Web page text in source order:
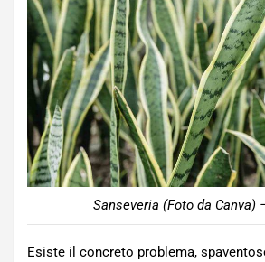
Sanseveria (Foto da Canva)
Esiste il concreto problema,